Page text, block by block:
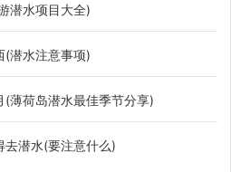
潜水项目大全)
(潜水注意事项)
薄荷岛潜水最佳季节分享)
去潜水(要注意什么)